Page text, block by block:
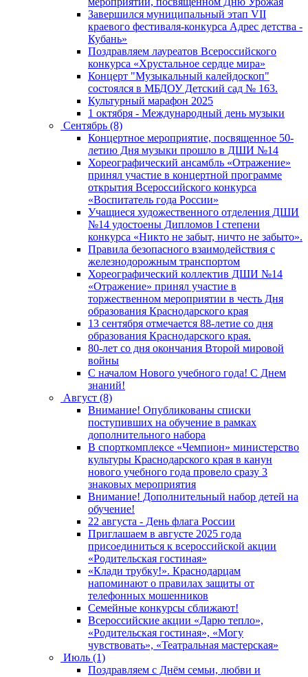
Завершился муниципальный этап VII
краевого фестиваля-конкурса Адрес детства -
Кубань»
Поздравляем лауреатов Всероссийского
конкурса «Хрустальное сердце мира»
Концерт "Музыкальный калейдоскоп"
состоялся в МБДОУ Детский сад № 163.
Культурный марафон 2025
1 октября - Международный день музыки
Сентябрь (8)
Концертное мероприятие, посвященное 50-
летию Дня музыки прошло в ДШИ №14
Хореографический ансамбль «Отражение»
принял участие в концертной программе
открытия Всероссийского конкурса
«Воспитатель года России»
Учащиеся художественного отделения ДШИ
№14 удостоены Дипломов I степени
конкурса «Никто не забыт, ничто не забыто».
Правила безопасного взаимодействия с
железнодорожным транспортом
Хореографический коллектив ДШИ №14
«Отражение» принял участие в
торжественном мероприятии в честь Дня
образования Краснодарского края
13 сентября отмечается 88-летие со дня
образования Краснодарского края.
80-лет со дня окончания Второй мировой
войны
С началом Нового учебного года! С Днем
знаний!
Август (8)
Внимание! Опубликованы списки
поступивших на обучение в рамках
дополнительного набора
В спорткомплексе «Чемпион» министерство
культуры Краснодарского края в канун
нового учебного года провело сразу 3
знаковых мероприятия
Внимание! Дополнительный набор детей на
обучение!
22 августа - День флага России
Приглашаем в августе 2025 года
присоединиться к всероссийской акции
«Родительская гостиная»
«Клади трубку!». Краснодарцам
напоминают о правилах защиты от
телефонных мошенников
Семейные конкурсы сближают!
Всероссийские акции «Дарю тепло»,
«Родительская гостиная», «Могу
чувствовать», «Театральная мастерская»
Июль (1)
Поздравляем с Днём семьи, любви и